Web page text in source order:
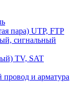
пара) UTP, FTP
сигнальный
TV, SAT
и арматура